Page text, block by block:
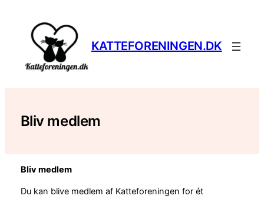
indhold
KATTEFORENINGEN.DK
Bliv medlem
Bliv medlem
Du kan blive medlem af Katteforeningen for ét